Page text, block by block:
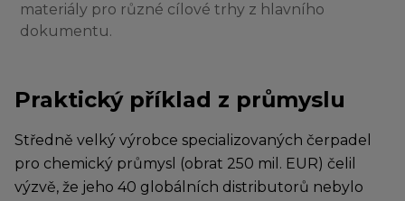
materiály pro různé cílové trhy z hlavního
dokumentu.
Praktický příklad z průmyslu
Středně velký výrobce specializovaných čerpadel
pro chemický průmysl (obrat 250 mil. EUR) čelil
výzvě, že jeho 40 globálních distributorů nebylo